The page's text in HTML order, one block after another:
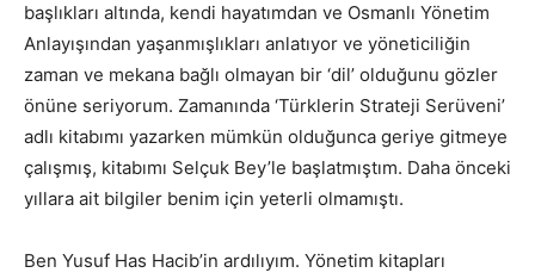
başlıkları altında, kendi hayatımdan ve Osmanlı Yönetim
Anlayışından yaşanmışlıkları anlatıyor ve yöneticiliğin
zaman ve mekana bağlı olmayan bir ‘dil’ olduğunu gözler
önüne seriyorum. Zamanında ‘Türklerin Strateji Serüveni’
adlı kitabımı yazarken mümkün olduğunca geriye gitmeye
çalışmış, kitabımı Selçuk Bey’le başlatmıştım. Daha önceki
yıllara ait bilgiler benim için yeterli olmamıştı.
Ben Yusuf Has Hacib’in ardılıyım. Yönetim kitapları